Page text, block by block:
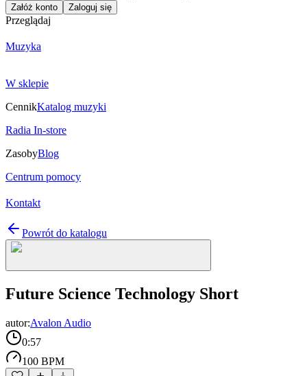
Załóż konto Zaloguj się
Przeglądaj
Muzyka
W sklepie
CennikKatalog muzyki
Radia In-store
ZasobyBlog
Centrum pomocy
Kontakt
Powrót do katalogu
Future Science Technology Short
autor:Avalon Audio
0:57
100 BPM